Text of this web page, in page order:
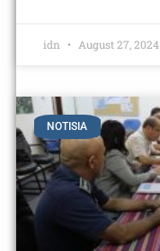
idn August 27, 2024
NOTISIA